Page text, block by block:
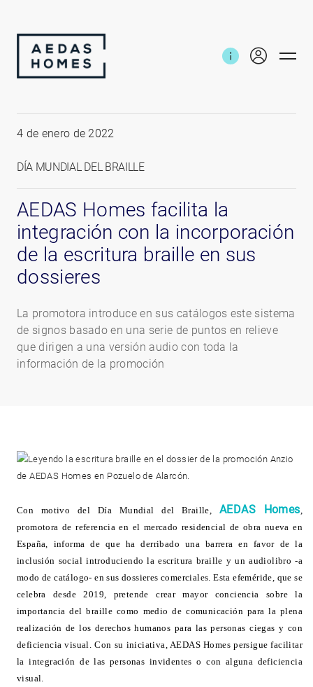
4 de enero de 2022
DÍA MUNDIAL DEL BRAILLE
AEDAS Homes facilita la
integración con la incorporación
de la escritura braille en sus
dossieres
La promotora introduce en sus catálogos este sistema
de signos basado en una serie de puntos en relieve
que dirigen a una versión audio con toda la
información de la promoción
Con motivo del Día Mundial del Braille, AEDAS Homes,
promotora de referencia en el mercado residencial de obra nueva en
España, informa de que ha derribado una barrera en favor de la
inclusión social introduciendo la escritura braille y un audiolibro -a
modo de catálogo- en sus dossieres comerciales. Esta efeméride, que se
celebra desde 2019, pretende crear mayor conciencia sobre la
importancia del braille como medio de comunicación para la plena
realización de los derechos humanos para las personas ciegas y con
deficiencia visual. Con su iniciativa, AEDAS Homes persigue facilitar
la integración de las personas invidentes o con alguna deficiencia
visual.